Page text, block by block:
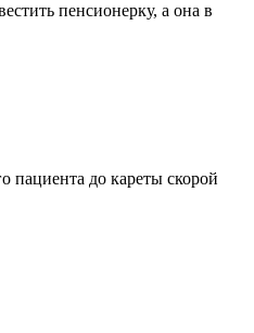
пенсионерку, а она в
пациента до кареты скорой